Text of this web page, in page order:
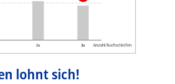
lohnt sich!